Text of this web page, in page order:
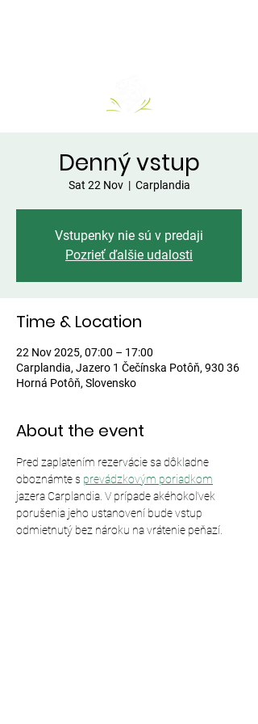
Denný vstup
Sat 22 Nov
  |
Carplandia
Vstupenky nie sú v predaji
Pozrieť ďalšie udalosti
Time & Location
22 Nov 2025, 07:00 – 17:00
Carplandia, Jazero 1 Čečínska Potôň, 930 36
Horná Potôň, Slovensko
About the event
Pred zaplatením rezervácie sa dôkladne
oboznámte s prevádzkovým poriadkom
jazera Carplandia. V prípade akéhokoľvek
porušenia jeho ustanovení bude vstup
odmietnutý bez nároku na vrátenie peňazí.